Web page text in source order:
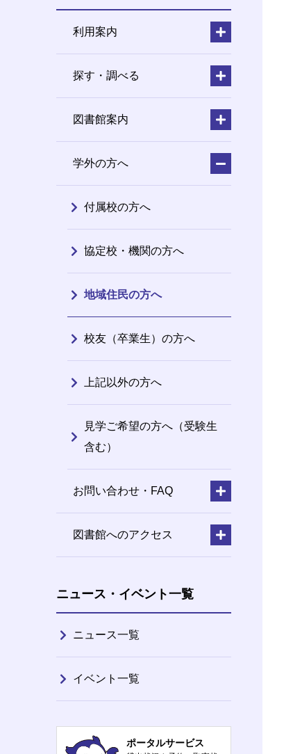
利用案内
探す・調べる
図書館案内
学外の方へ
付属校の方へ
協定校・機関の方へ
地域住民の方へ
校友（卒業生）の方へ
上記以外の方へ
見学ご希望の方へ（受験生
含む）
お問い合わせ・FAQ
図書館へのアクセス
ニュース・イベント一覧
ニュース一覧
イベント一覧
ポータルサービス